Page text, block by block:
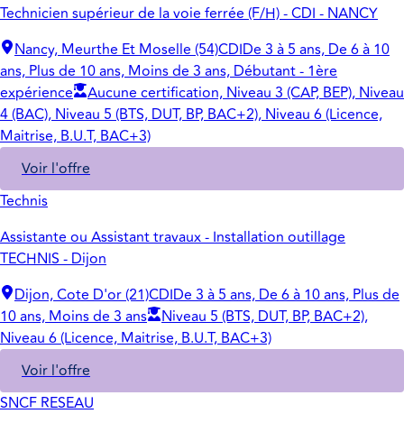
Technicien supérieur de la voie ferrée (F/H) - CDI - NANCY
Nancy, Meurthe Et Moselle (54)CDIDe 3 à 5 ans, De 6 à 10
ans, Plus de 10 ans, Moins de 3 ans, Débutant - 1ère
expérience
Aucune certification, Niveau 3 (CAP, BEP), Niveau
4 (BAC), Niveau 5 (BTS, DUT, BP, BAC+2), Niveau 6 (Licence,
Maitrise, B.U.T, BAC+3)
Voir l'offre
Technis
Assistante ou Assistant travaux - Installation outillage
TECHNIS - Dijon
Dijon, Cote D'or (21)CDIDe 3 à 5 ans, De 6 à 10 ans, Plus de
10 ans, Moins de 3 ans
Niveau 5 (BTS, DUT, BP, BAC+2),
Niveau 6 (Licence, Maitrise, B.U.T, BAC+3)
Voir l'offre
SNCF RESEAU